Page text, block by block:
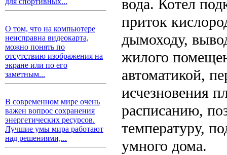
О том, что на компьютере
неисправна видеокарта,
можно понять по
отсутствию изображения на
экране или по его
заметным...
В современном мире очень
важен вопрос сохранения
энергетических ресурсов.
Лучшие умы мира работают
над решениями,...
вода. Котел
приток
дымоходу,
жилого
автоматикой,
исчезновения
расписанию,
температуру,
умного дома.